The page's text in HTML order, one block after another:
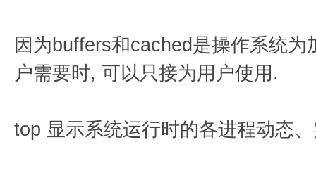
因为buffers和cached是操作系统
户需要时, 可以只接为用户使用.
top 显示系统运行时的各进程动态